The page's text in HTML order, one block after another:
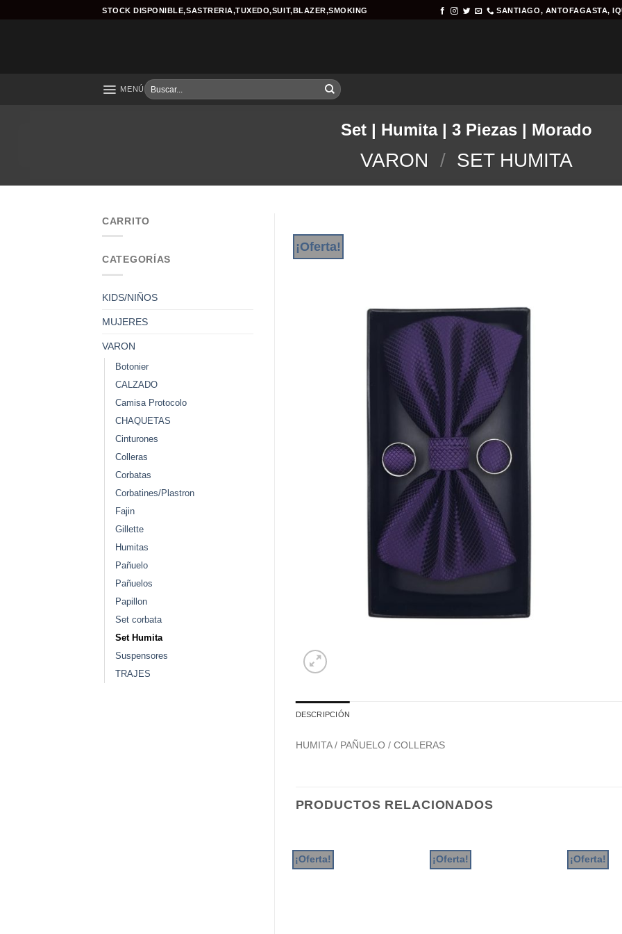
STOCK DISPONIBLE,SASTRERIA,TUXEDO,SUIT,BLAZER,SMOKING SANTIAGO, ANTOFAGASTA,
MENÚ
Buscar
por:
Set | Humita | 3 Piezas | Morado
VARON / SET HUMITA
CARRITO
CATEGORÍAS
KIDS/NIÑOS
MUJERES
VARON
Botonier
CALZADO
Camisa Protocolo
CHAQUETAS
Cinturones
Colleras
Corbatas
Corbatines/Plastron
Fajin
Gillette
Humitas
Pañuelo
Pañuelos
Papillon
Set corbata
Set Humita
Suspensores
TRAJES
¡Oferta!
DESCRIPCIÓN
HUMITA / PAÑUELO / COLLERAS
PRODUCTOS RELACIONADOS
¡Oferta! ¡Oferta! ¡Oferta!